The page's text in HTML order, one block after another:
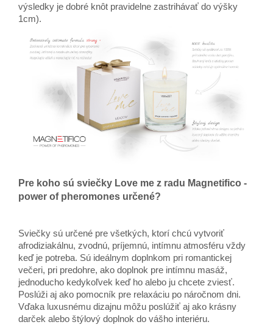
výsledky je dobré knôt pravidelne zastrihávať do výšky
1cm).
Pre koho sú sviečky Love me z radu Magnetifico -
power of pheromones určené?
Sviečky sú určené pre všetkých, ktorí chcú vytvoriť
afrodiziakálnu, zvodnú, príjemnú, intímnu atmosféru vždy
keď je potreba. Sú ideálnym doplnkom pri romantickej
večeri, pri predohre, ako doplnok pre intímnu masáž,
jednoducho kedykoľvek keď ho alebo ju chcete zviesť.
Poslúži aj ako pomocník pre relaxáciu po náročnom dni.
Vďaka luxusnému dizajnu môžu poslúžiť aj ako krásny
darček alebo štýlový doplnok do vášho interiéru.